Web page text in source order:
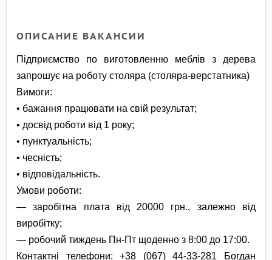
ОПИСАНИЕ ВАКАНСИИ
Підприємство по виготовленню меблів з дерева
запрошує на роботу столяра (столяра-верстатника)
Вимоги:
• бажання працювати на свій результат;
• досвід роботи від 1 року;
• пунктуальність;
• чесність;
• відповідальність.
Умови роботи:
— заробітна плата від 20000 грн., залежно від
виробітку;
— робочий тиждень Пн-Пт щоденно з 8:00 до 17:00.
Контактні телефони: +38 (067) 44-33-281 Богдан